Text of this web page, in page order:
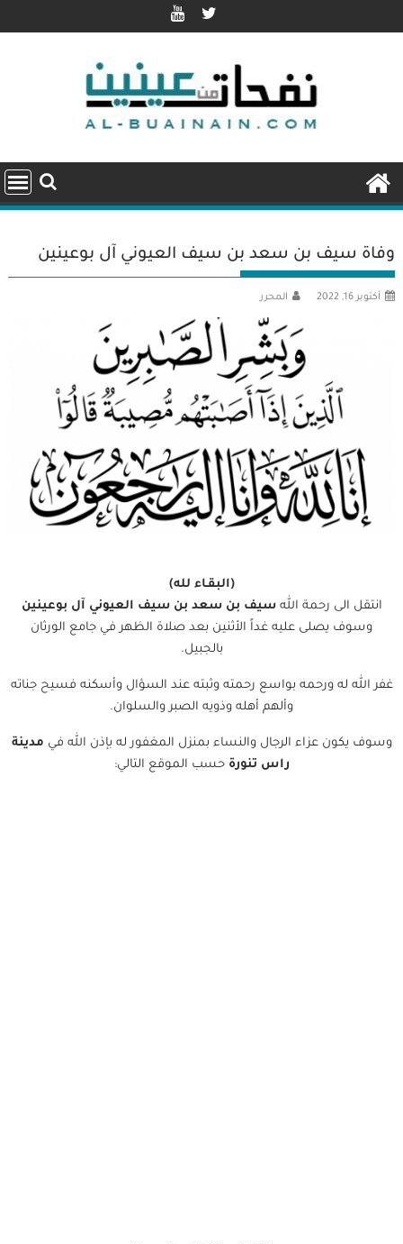
to
وفاة سيف بن سعد بن سيف العيوني آل بوعينين
أكتوبر 16, 2022 المحرر
(البقـاء لله)
انتقل الى رحمة اللهسيف بن سعد بن سيف العيوني آل بوعينين
وسوف يصلى عليه غداً الأثنين بعد صلاة الظهر في جامع الورثان
بالجبيل.
غفر الله له ورحمه بواسع رحمته وثبته عند السؤال وأسكنه فسيح جناته
وألهم أهله وذويه الصبر والسلوان.
وسوف يكون عزاء الرجال والنساء بمنزل المغفور له بإذن الله في مدينة
راس تنورةحسب الموقع التالي: